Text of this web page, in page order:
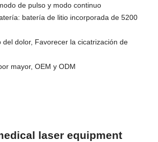
de pulso y modo continuo
batería de litio incorporada de 5200
del dolor, Favorecer la cicatrización de
mayor, OEM y ODM